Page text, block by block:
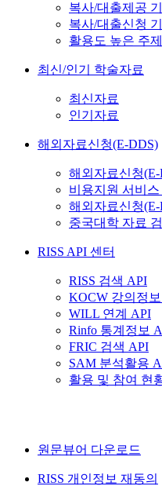
복사/대출제공
복사/대출신청
활용도 높은 주제
최신/인기 학술자료
최신자료
인기자료
해외자료신청(E-DDS)
해외자료신청
비용지원 서비스
해외자료신청(E-
중국대학 자료
RISS API 센터
RISS 검색 API
KOCW 강의정
WILL 연계 API
Rinfo 통계정보
FRIC 검색 API
SAM 분석활용
활용 및 참여 현
원문뷰어 다운로드
RISS 개인정보 재동의